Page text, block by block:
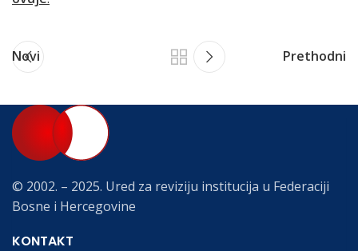
Novi Prethodni
© 2002. – 2025. Ured za reviziju institucija u Federaciji
Bosne i Hercegovine
KONTAKT